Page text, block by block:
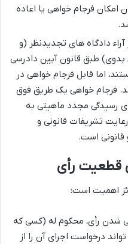
امکان فرجام خواهی یا اعاده
آراء دادگاه های تجدیدنظر (و
بدوی) طبق قانون آیین دادرسی
اما قابل فرجام خواهی در
فرجام خواهی یک طریق فوق
رسیدگی مجدد ماهیتی به
تشریفات قانونی و
قانونی است.
قطعیت رأی
اهمیت است:
رأی، محکوم له (کسی که
درخواست اجرای آن را از